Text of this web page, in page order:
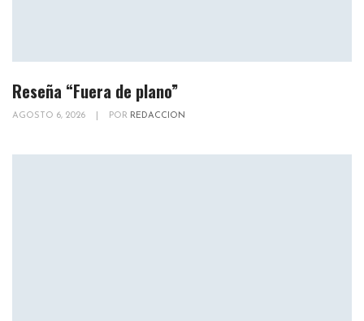
Reseña “Fuera de plano”
AGOSTO 6, 2026 POR REDACCION